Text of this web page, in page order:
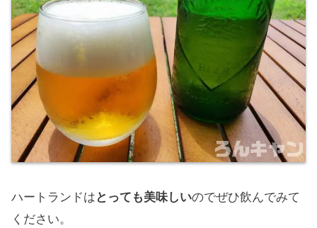
ハートランドは とっても美味しいのでぜひ飲んでみて
ください。